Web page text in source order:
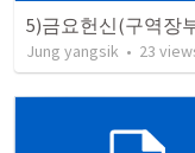
Jung yangsik • 23